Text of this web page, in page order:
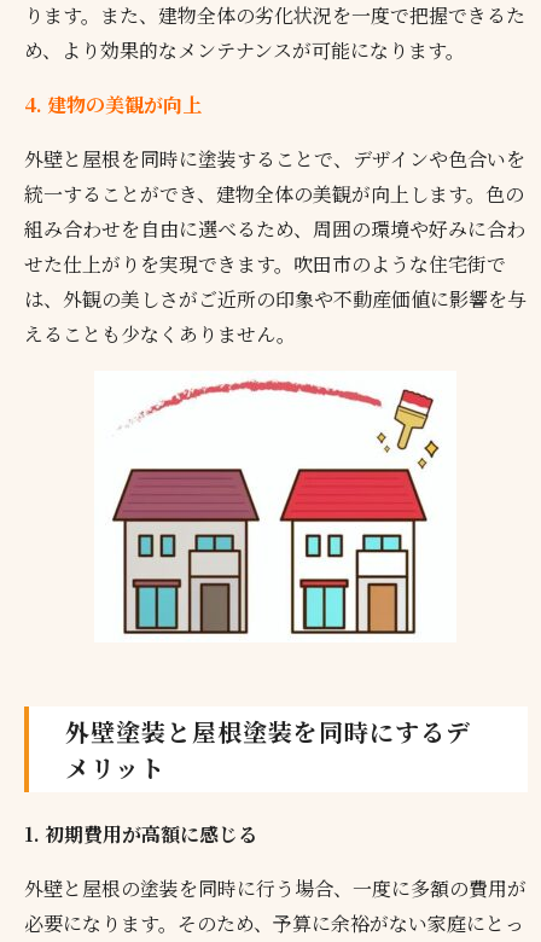
ります。また、建物全体の劣化状況を一度で把握できるた
め、より効果的なメンテナンスが可能になります。
4. 建物の美観が向上
外壁と屋根を同時に塗装することで、デザインや色合いを
統一することができ、建物全体の美観が向上します。色の
組み合わせを自由に選べるため、周囲の環境や好みに合わ
せた仕上がりを実現できます。吹田市のような住宅街で
は、外観の美しさがご近所の印象や不動産価値に影響を与
えることも少なくありません。
外壁塗装と屋根塗装を同時にするデ
メリット
1. 初期費用が高額に感じる
外壁と屋根の塗装を同時に行う場合、一度に多額の費用が
必要になります。そのため、予算に余裕がない家庭にとっ